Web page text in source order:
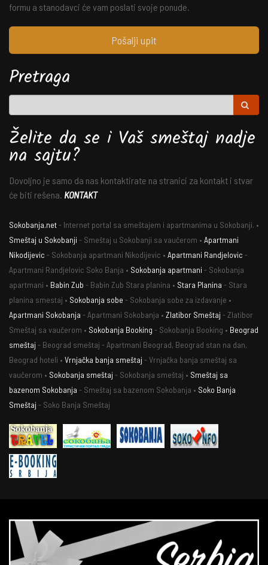
formu a stanodavci će vam poslati svoje ponude.
Pošalji upit
Pretraga
Želite da se i Vaš smeštaj nadje
na sajtu?
Dovoljno je samo da nas kontaktirate na stranici za kontakt i stvar
će biti rešena. KONTAKT
Sokobanja.net- Internet portal sa smeštajem i apartmanima u Sokobanji. •
Smeštaj u Sokobanji - Smeštaj u Sokobanji sa vaučerom • Apartmani
Nikodijevic - Sokobanja apartmani Nikodijevic • Apartmani Randjelovic -
Apartmani Randjelovic Soko Banja • Sokobanja apartmani - Sokobanja
apartmani • Babin Zub - Babin Zub Stara planina • Stara Planina - Stara
planina smestaj • Sokobanja sobe - Sokobanja sobe za izdavanje •
Apartmani Sokobanja - Apartmani Sokobanja • Zlatibor Smeštaj - Zlatibor
Smeštaj sa vaučerom • Sokobanja Booking - Sokobanja Booking • Beograd
smeštaj - Beograd smeštaj - Apartmani Beograd, Beograd stan na dan,
Beograd hoteli • Vrnjačka banja smeštaj - Vrnjačka banja smeštaj sa
vaučerom • Sokobanja smeštaj - Sokobanja smeštaj • Smeštaj sa
bazenom Sokobanja - Smeštaj sa bazenom Sokobanja • Soko Banja
Smeštaj - Soko Banja Smeštaj